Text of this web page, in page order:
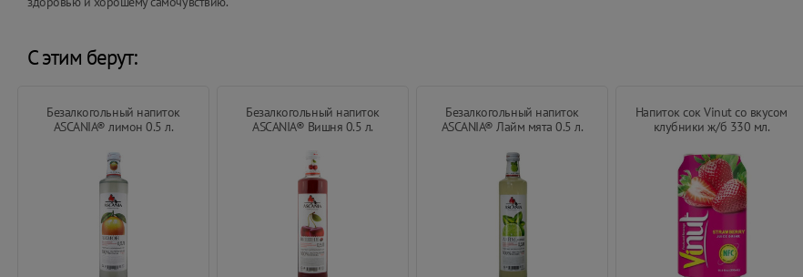
С этим берут:
Безалкогольный напиток
ASCANIA® лимон 0.5 л.
Безалкогольный напиток
ASCANIA® Вишня 0.5 л.
Безалкогольный напиток
ASCANIA® Лайм мята 0.5 л.
Напиток сок Vinut со вкусом
клубники ж/б 330 мл.